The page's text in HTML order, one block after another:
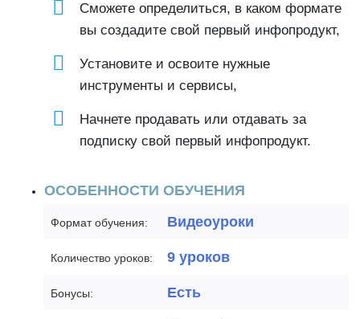
Сможете определиться, в каком формате
вы создадите свой первый инфопродукт,
Установите и освоите нужные
инструменты и сервисы,
Начнете продавать или отдавать за
подписку свой первый инфопродукт.
ОСОБЕННОСТИ ОБУЧЕНИЯ
Формат обучения: Видеоуроки
Количество уроков: 9 уроков
Бонусы: Есть